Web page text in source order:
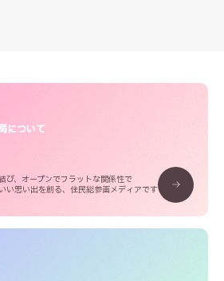
について
び、オープンでフラットな関係性で
い思い出を創る、住民総参画メディアです